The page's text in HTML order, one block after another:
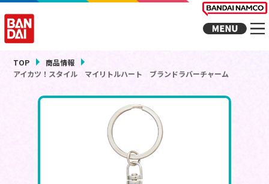
TOP
商品情報
アイカツ！スタイル マイリトルハート ブランドラバーチャーム